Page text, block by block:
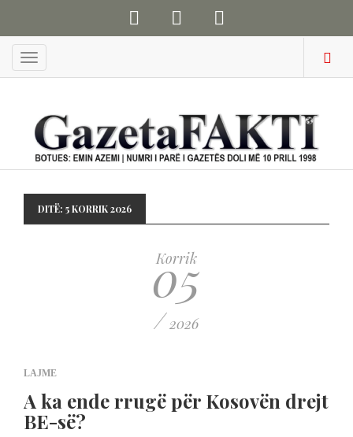
Menu
DITË: 5 KORRIK 2026
Korrik
05
/ 2026
LAJME
A ka ende rrugë për Kosovën drejt
BE-së?